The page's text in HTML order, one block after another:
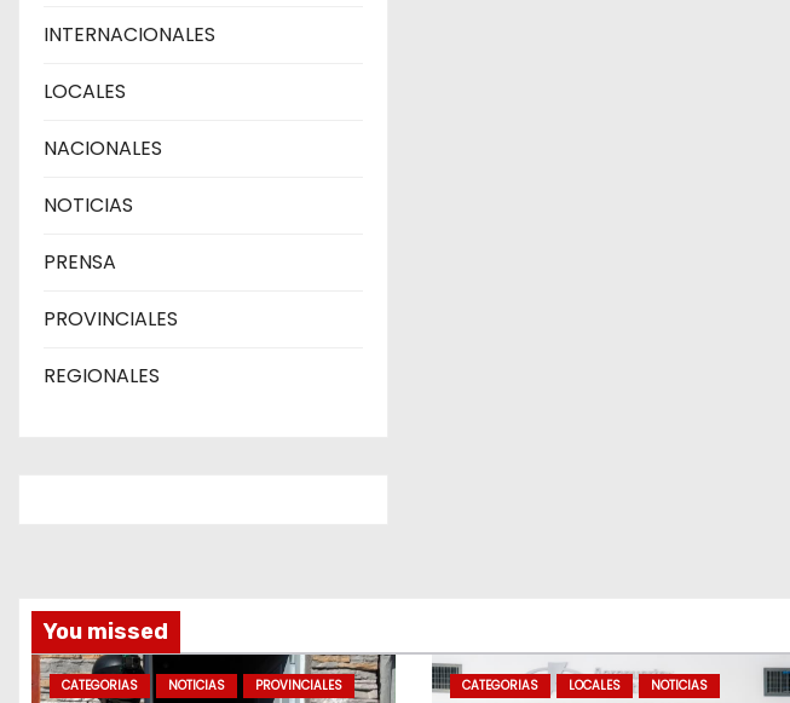
INTERNACIONALES
LOCALES
NACIONALES
NOTICIAS
PRENSA
PROVINCIALES
REGIONALES
You missed
CATEGORIAS NOTICIAS PROVINCIALES CATEGORIAS LOCALES NOTICIAS